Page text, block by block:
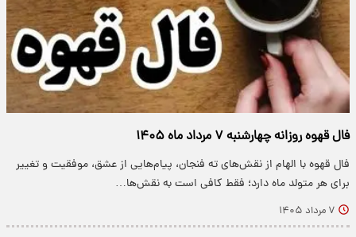
فال قهوه روزانه چهارشنبه ۷ مرداد ماه ۱۴۰۵
فال قهوه با الهام از نقش‌های ته فنجان، پیام‌هایی از عشق، موفقیت و تغییر
برای هر متولد ماه دارد؛ فقط کافی است به نقش‌ها…
۷ مرداد ۱۴۰۵